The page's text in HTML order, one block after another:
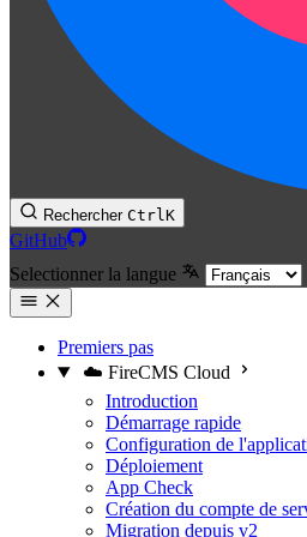
Rechercher CtrlK
GitHub
Selectionner la langue
Premiers pas
☁️ FireCMS Cloud
Introduction
Démarrage rapide
Configuration de
Déploiement
App Check
Création du compte de
Migration depuis v2